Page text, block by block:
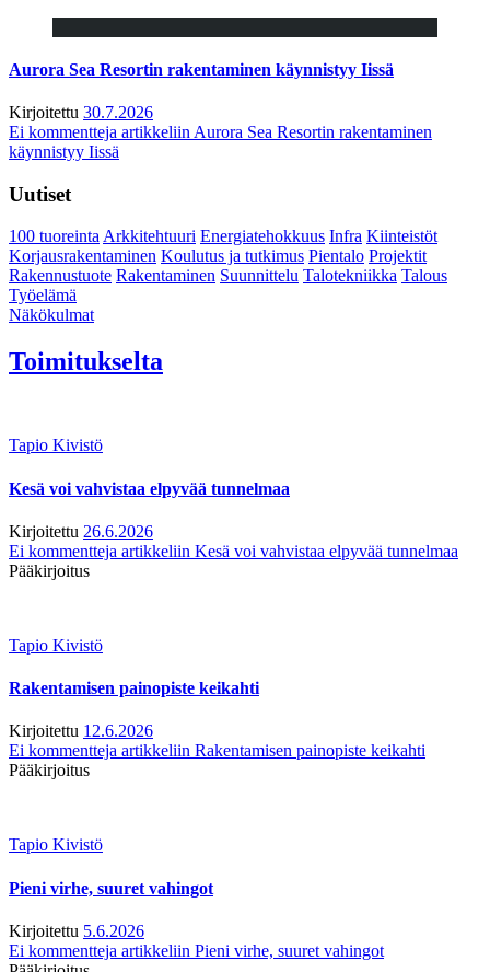
Aurora Sea Resortin rakentaminen käynnistyy Iissä
Kirjoitettu 30.7.2026
Ei kommentteja artikkeliin Aurora Sea Resortin rakentaminen
käynnistyy Iissä
Uutiset
100 tuoreintaArkkitehtuuri Energiatehokkuus Infra Kiinteistöt
Korjausrakentaminen Koulutus ja tutkimus Pientalo Projektit
Rakennustuote Rakentaminen Suunnittelu Talotekniikka Talous
Työelämä
Näkökulmat
Toimitukselta
Tapio Kivistö
Kesä voi vahvistaa elpyvää tunnelmaa
Kirjoitettu 26.6.2026
Ei kommentteja artikkeliin Kesä voi vahvistaa elpyvää tunnelmaa
Pääkirjoitus
Tapio Kivistö
Rakentamisen painopiste keikahti
Kirjoitettu 12.6.2026
Ei kommentteja artikkeliin Rakentamisen painopiste keikahti
Pääkirjoitus
Tapio Kivistö
Pieni virhe, suuret vahingot
Kirjoitettu 5.6.2026
Ei kommentteja artikkeliin Pieni virhe, suuret vahingot